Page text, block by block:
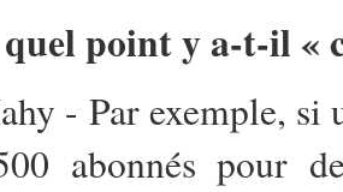
point y a-t-il «
- Par exemple, si
abonnés pour